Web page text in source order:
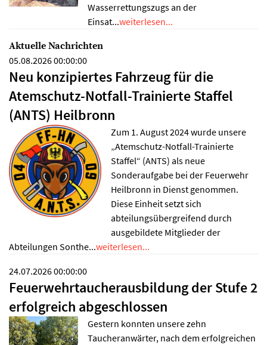
Wasserrettungszugs an der
Einsat...weiterlesen...
Aktuelle Nachrichten
05.08.2026 00:00:00
Neu konzipiertes Fahrzeug für die
Atemschutz-Notfall-Trainierte Staffel
(ANTS) Heilbronn
Zum 1. August 2024 wurde unsere
„Atemschutz-Notfall-Trainierte
Staffel“ (ANTS) als neue
Sonderaufgabe bei der Feuerwehr
Heilbronn in Dienst genommen.
Diese Einheit setzt sich
abteilungsübergreifend durch
ausgebildete Mitglieder der
Abteilungen Sonthe...weiterlesen...
24.07.2026 00:00:00
Feuerwehrtaucherausbildung der Stufe 2
erfolgreich abgeschlossen
Gestern konnten unsere zehn
Taucheranwärter, nach dem erfolgreichen